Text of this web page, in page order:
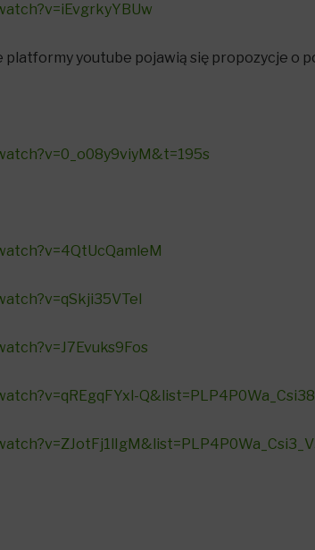
youtube pojawią się propozycje o